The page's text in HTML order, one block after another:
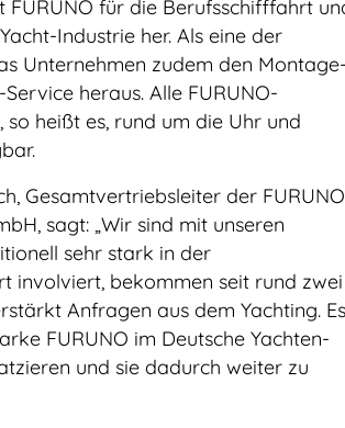
FURUNO für die Berufsschifffahrt
Industrie her. Als eine der
Unternehmen zudem den
heraus. Alle FURUNO-
so heißt es, rund um die Uhr und
Gesamtvertriebsleiter der FURUNO
sagt: „Wir sind mit unseren
sehr stark in der
involviert, bekommen seit rund zwei
Anfragen aus dem Yachting. Es
FURUNO im Deutsche Yachten-
und sie dadurch weiter zu